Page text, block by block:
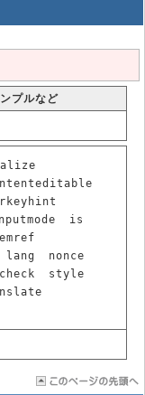
プルなど
is
lang
nonce
style